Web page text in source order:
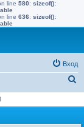
line 580: sizeof():
line 636: sizeof():
Вход
с